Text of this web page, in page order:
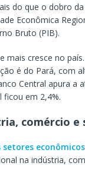
do que o dobro
Econômica
Bruto (PIB).
mais cresce no
é do Pará, com
Central apura a
ficou em 2,4%.
comércio e
econômicos
na indústria,